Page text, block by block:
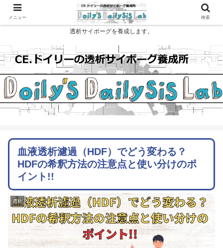
透析サイボーグを養成します。
血液透析濾過（HDF）でどう変わる？
HDFの希釈方法の注意点と使い分けのポ
イント!!
透析
メニュー 検索